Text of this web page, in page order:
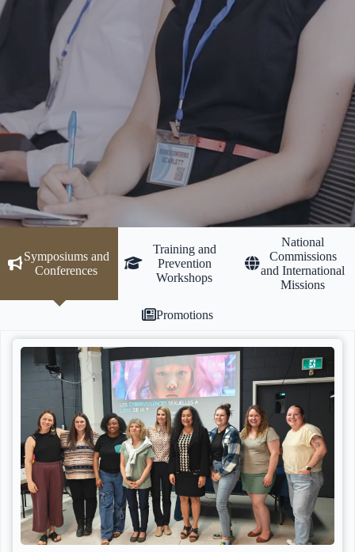
Symposiums and
Conferences
Training and
Prevention
Workshops
National
Commissions
and International
Missions
Promotions